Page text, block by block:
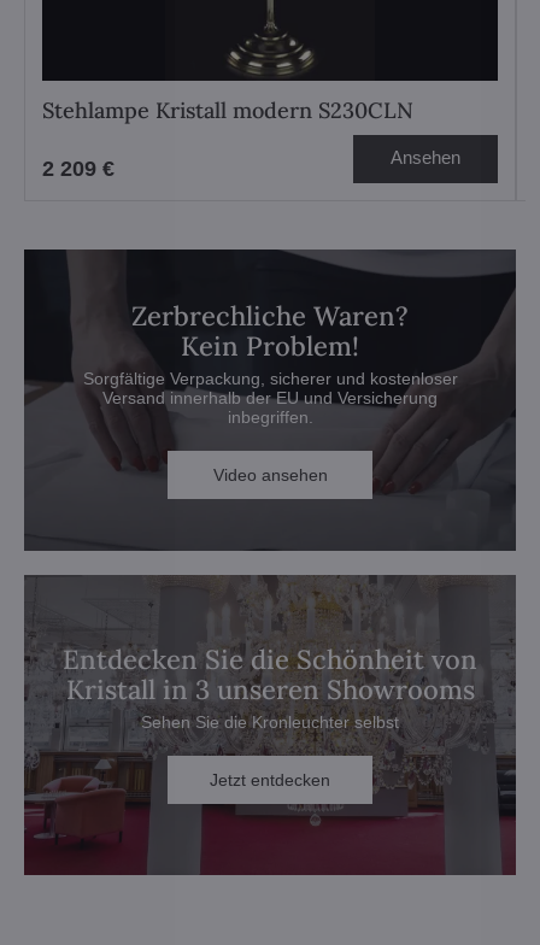
Stehlampe Kristall modern S230CLN
2 209 € Ansehen
Zerbrechliche Waren?
Kein Problem!
Sorgfältige Verpackung, sicherer und kostenloser
Versand innerhalb der EU und Versicherung
inbegriffen.
Video ansehen
Entdecken Sie die Schönheit von
Kristall in 3 unseren Showrooms
Sehen Sie die Kronleuchter selbst
Jetzt entdecken